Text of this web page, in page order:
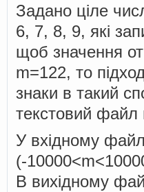
Задано ціле
6, 7, 8, 9, які
щоб значення
m=122, то
знаки в такий
текстовий
У вхідному
(-
В вихідному